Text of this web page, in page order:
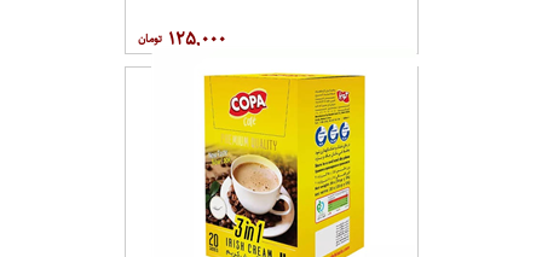
۱۲۵,۰۰۰